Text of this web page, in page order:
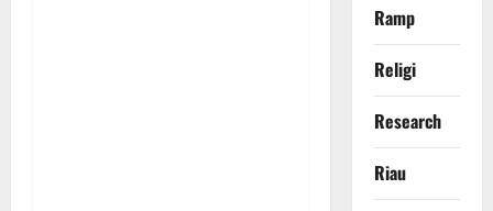
Ramp
Religi
Research
Riau